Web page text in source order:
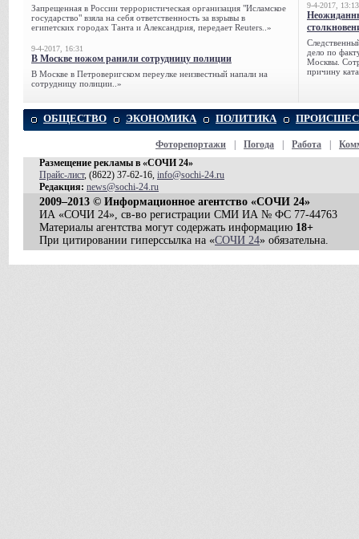
Запрещенная в России террористическая организация "Исламское
государство" взяла на себя ответственность за взрывы в
египетских городах Танта и Александрия, передает Reuters..»
9-4-2017, 16:31
В Москве ножом ранили сотрудницу полиции
В Москве в Петроверигском переулке неизвестный напали на
сотрудницу полиции..»
9-4-2017, 13:13
дело по
Москвы.
причину
ОБЩЕСТВО ЭКОНОМИКА ПОЛИТИКА
Фоторепортажи Погода Работа
Размещение рекламы в «СОЧИ 24»
Прайс-лист, (8622) 37-62-16, info@sochi-24.ru
Редакция: news@sochi-24.ru
2009–2013 © Информационное агентство «СОЧИ 24»
ИА «СОЧИ 24», св-во регистрации СМИ ИА № ФС 77-44763
Материалы агентства могут содержать информацию 18+
При цитировании гиперссылка на «СОЧИ 24» обязательна.